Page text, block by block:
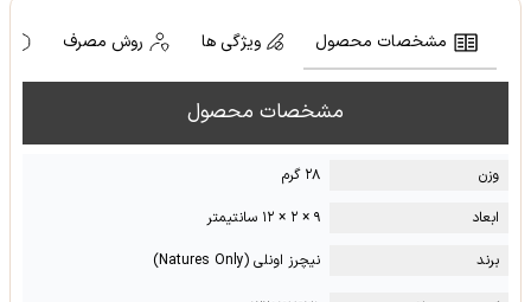
مشخصات محصول ویژگی ها روش مصرف
مشخصات محصول
وزن
۲۸ گرم
ابعاد
۹ × ۲ × ۱۲ سانتیمتر
برند
نیچرز اونلی (Natures Only)